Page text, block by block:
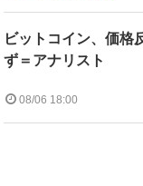
ビットコイン、価格
ず＝アナリスト
08/06 18:00